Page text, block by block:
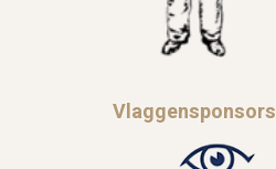
Vlaggensponsors